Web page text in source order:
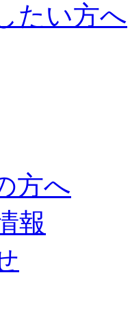
たい方へ
方へ
報